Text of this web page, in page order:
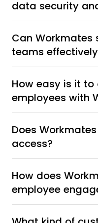
data security
Can Workmates
teams
How easy is it to
employees with
Does
access?
How does
employee